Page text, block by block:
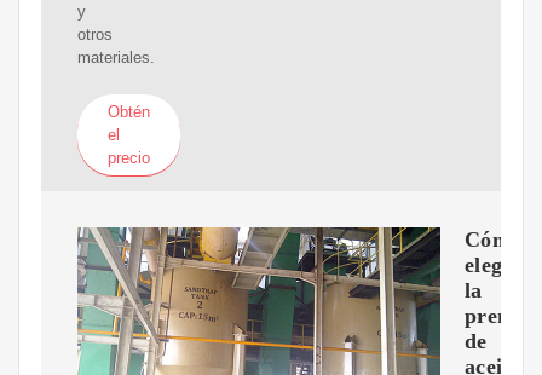
y
otros
materiales.
Obtén
el
precio
Cómo
elegir
la
prensa
de
aceite